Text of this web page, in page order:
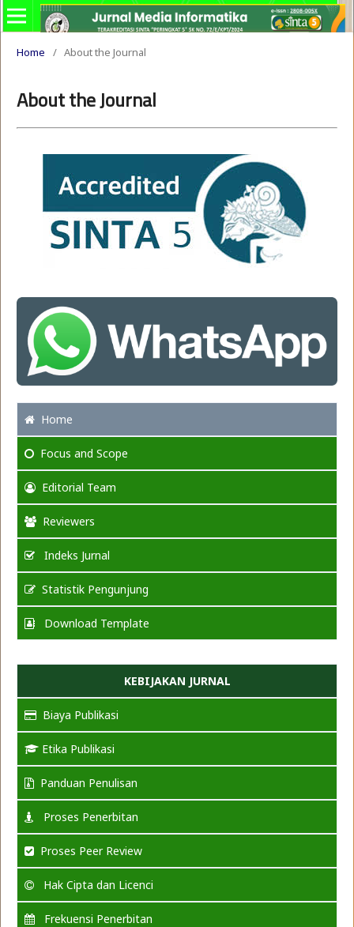
Home / About the Journal
About the Journal
Home
Focus and Scope
Editorial Team
Reviewers
Indeks Jurnal
Statistik Pengunjung
Download Template
KEBIJAKAN JURNAL
Biaya Publikasi
Etika Publikasi
Panduan Penulisan
Proses Penerbitan
Proses Peer Review
Hak Cipta dan Licenci
Frekuensi Penerbitan